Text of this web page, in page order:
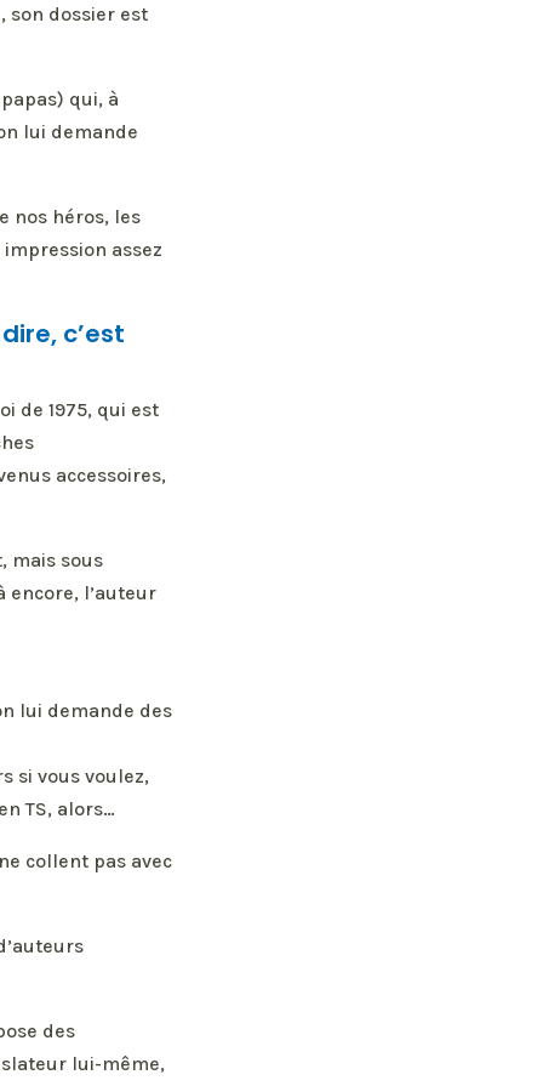
son dossier est
qui, à
lui demande
nos héros, les
assez
c’est
de 1975, qui est
accessoires,
mais sous
encore, l’auteur
lui demande des
si vous voulez,
TS, alors…
collent pas avec
des
lui-même,